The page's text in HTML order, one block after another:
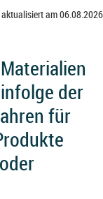
am 06.08.2026
der
für